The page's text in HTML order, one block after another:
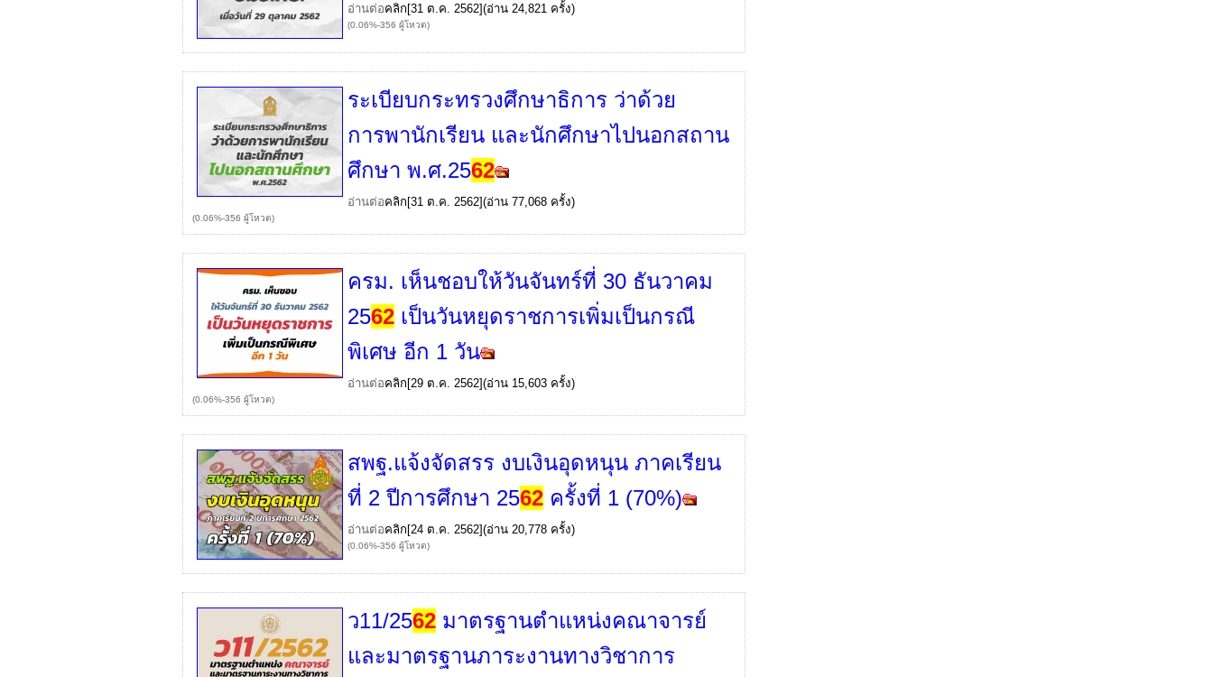
อ่านต่อคลิก[31 ต.ค. 2562](อ่าน 24,821 ครั้ง)
(0.06%-356 ผู้โหวต)
ระเบียบกระทรวงศึกษาธิการ ว่าด้วย
การพานักเรียน และนักศึกษาไปนอกสถาน
ศึกษา พ.ศ.2562
อ่านต่อคลิก[31 ต.ค. 2562](อ่าน 77,068 ครั้ง)
(0.06%-356 ผู้โหวต)
ครม. เห็นชอบให้วันจันทร์ที่ 30 ธันวาคม
2562 เป็นวันหยุดราชการเพิ่มเป็นกรณี
พิเศษ อีก 1 วัน
อ่านต่อคลิก[29 ต.ค. 2562](อ่าน 15,603 ครั้ง)
(0.06%-356 ผู้โหวต)
สพฐ.แจ้งจัดสรร งบเงินอุดหนุน ภาคเรียน
ที่ 2 ปีการศึกษา 2562 ครั้งที่ 1 (70%)
อ่านต่อคลิก[24 ต.ค. 2562](อ่าน 20,778 ครั้ง)
(0.06%-356 ผู้โหวต)
ว11/2562 มาตรฐานตำแหน่งคณาจารย์
และมาตรฐานภาระงานทางวิชาการ